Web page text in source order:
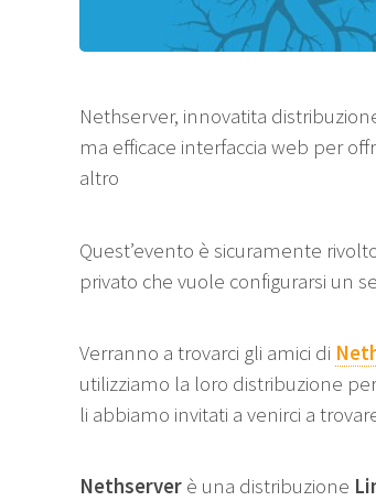
Nethserver, innovatita
ma efficace interfaccia web per
altro
Quest’evento è sicuramente
privato che vuole configurarsi un
Verranno a trovarci gli amici di
utilizziamo la loro distribuzione
li abbiamo invitati a venirci a
Nethserver è una distribuzione